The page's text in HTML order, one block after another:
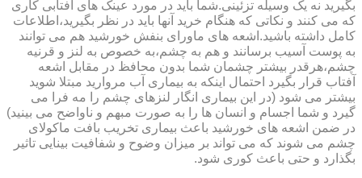
بگیرید نه یک وسیله تزئینی.شما باید در مورد عینک های آفتابی کاری
که می کنند و نکاتی که هنگام خرید آنها باید در نظر بگیرید،اطلاعات
کامل داشته باشید.اشعه های ماورای بنفش خورشید هم می توانند
به پوست آسیب برسانند و هم به چشم،به خصوص به لنز و قرنیه
چشم،هرقدر بیشتر چشمان شما بدون محافظ در مقابل اشعه
آفتاب قرار بگیرد احتمال اینکه به بیماری آب مروارید مبتلا شوید
بیشتر می شود (در این بیماری انگار لنزهای چشم را مه فرا می
گیرد و شما اجسام و انسان ها را به صورت مبهم و ناواضح می بینید)
در ضمن اشعه های خورشید باعث بیماری تخریب بافت ماکولای
چشم می شوند که می تواند بر میزان وضوح و شفافیت بینایی تاثیر
بگذارد و حتی باعث کوری شود.